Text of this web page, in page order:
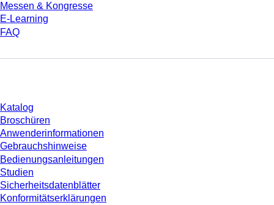
Messen & Kongresse
E-Learning
FAQ
Katalog
Broschüren
Anwenderinformationen
Gebrauchshinweise
Bedienungsanleitungen
Studien
Sicherheitsdatenblätter
Konformitätserklärungen